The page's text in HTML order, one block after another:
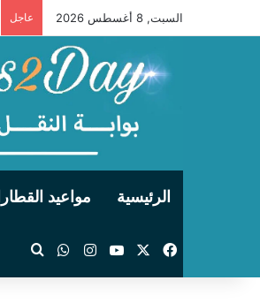
السبت, 8 أغسطس 2026 عاجل
الرئيسية مواعيد
فيسبوك ‫YouTubeانستقرام
واتساب